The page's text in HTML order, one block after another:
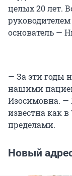
целых 20 лет.
основатель —
— За эти годы
нашими
Изосимовна. —
известна как
пределами.
Новый